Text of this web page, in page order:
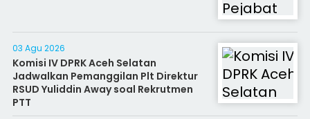
03 Agu 2026
Komisi IV DPRK Aceh Selatan
Jadwalkan Pemanggilan Plt Direktur
RSUD Yuliddin Away soal Rekrutmen
PTT